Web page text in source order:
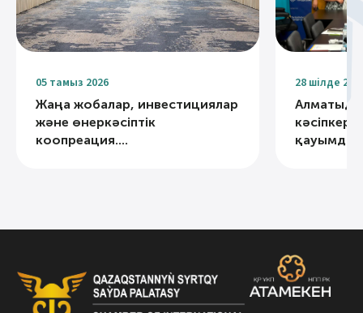
05 тамыз 2026
Жаңа жобалар, инвестициялар
және өнеркәсіптік
коопреация....
28 шілде